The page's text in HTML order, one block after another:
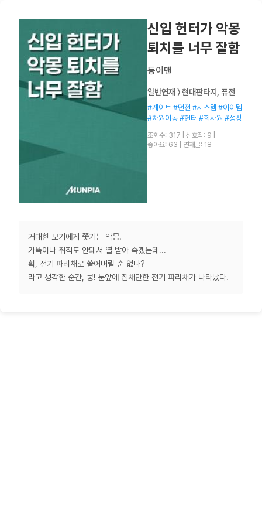
신입 헌터가 악몽
퇴치를 너무 잘함
둥이맨
일반연재 〉 현대판타지, 퓨전
#게이트 #던전 #시스템 #아이템
#차원이동 #헌터 #회사원 #성장
조회수: 317 선호작: 9
좋아요: 63
연재글: 18
거대한 모기에게 쫓기는 악몽.
가뜩이나 취직도 안돼서 열 받아 죽겠는데...
확, 전기 파리채로 쓸어버릴 순 없나?
라고 생각한 순간, 쿵! 눈앞에 집채만한 전기 파리채가 나타났다.